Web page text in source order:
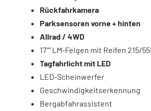
Rückfahrkamera
Parksensoren vorne + hinten
Allrad / 4WD
17"" LM-Felgen mit Reifen 215/
Tagfahrlicht mit LED
LED-Scheinwerfer
Geschwindigkeitserkennung
Bergabfahrassistent